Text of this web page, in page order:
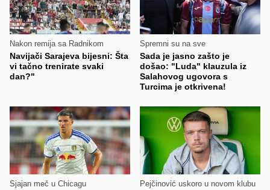
Nakon remija sa Radnikom
Navijači Sarajeva bijesni: Šta
vi tačno trenirate svaki
dan?"
Spremni su na sve
Sada je jasno zašto je
došao: "Luda" klauzula iz
Salahovog ugovora s
Turcima je otkrivena!
Sjajan meč u Chicagu Pejčinović uskoro u novom klubu